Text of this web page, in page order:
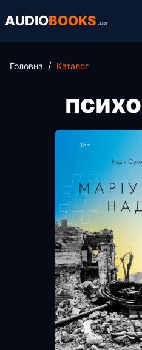
AUDIOBOOKS .ua
Головна Каталог